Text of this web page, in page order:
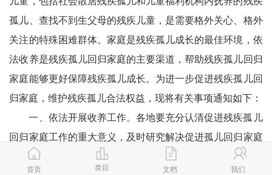
孤儿、查找不到生父母的残疾儿童，是需要格外关心、格外
关注的特殊困难群体。家庭是残疾孤儿成长的最佳环境，依
法收养是残疾孤儿回归家庭的主要渠道，帮助残疾孤儿回归
家庭能够更好保障残疾孤儿成长。为进一步促进残疾孤儿回
归家庭，维护残疾孤儿合法权益，现将有关事项通知如下：
一、依法开展收养工作。各地要充分认清促进残疾孤儿
回归家庭工作的重大意义，及时研究解决促进孤儿回归家庭
工作中存在的困难和问题。各级民政部门要加强对所属儿童
首页 类目 文档 我们